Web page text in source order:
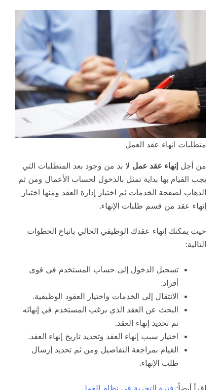
متطلبات انهاء عقد العمل
من أجل إنهاء عقد عمل لا بد من وجود بعد المتطلبات التي
يجب القيام بها بداية تمثل بالدخول لحساب الأعمال ومن ثم
الذهاب لصفحة الخدمات ثم اختيار إدارة العقد ومنها اختيار
إنهاء عقد من قسم طلبات الإنهاء.
حيث يمكنك إنهاء عقدك الوظيفي الحالي باتباع الخطوات
التالية:
تسجيل الدخول إلى حساب المستخدم في قوى
أفراد.
الانتقال إلى الخدمات واختيار العقود الوظيفية.
البحث عن العقد الذي يرغب المستخدم في إنهائه
ثم تحديد إنهاء العقد.
اختيار سبب إنهاء العقد وتحديد تاريخ إنهاء العقد.
القيام بمراجعة التفاصيل ومن ثم تحديد إرسال
طلب الإنهاء.
اقرأ أيضاً: فترة التجربة في نظام العمل